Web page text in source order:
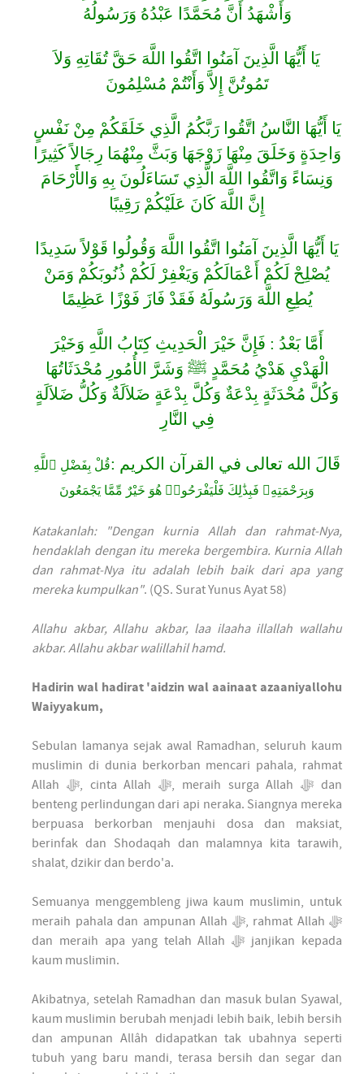
وَأَشْهَدُ أَنَّ مُحَمَّدًا عَبْدُهُ وَرَسُولُهُ
يَا أَيُّهَا الَّذِينَ آمَنُوا اتَّقُوا اللَّهَ حَقَّ تُقَاتِهِ وَلاَ
تَمُوتُنَّ إِلاَّ وَأَنْتُمْ مُسْلِمُونَ
يَا أَيُّهَا النَّاسُ اتَّقُوا رَبَّكُمُ الَّذِي خَلَقَكُمْ مِنْ نَفْسٍ
وَاحِدَةٍ وَخَلَقَ مِنْهَا زَوْجَهَا وَبَثَّ مِنْهُمَا رِجَالاً كَثِيرًا
وَنِسَاءً وَاتَّقُوا اللَّهَ الَّذِي تَسَاءَلُونَ بِهِ وَالأََرْحَامَ
إِنَّ اللَّهَ كَانَ عَلَيْكُمْ رَقِيبًا
يَا أَيُّهَا الَّذِينَ آمَنُوا اتَّقُوا اللَّهَ وَقُولُوا قَوْلاً سَدِيدًا
يُصْلِحْ لَكُمْ أَعْمَالَكُمْ وَيَغْفِرْ لَكُمْ ذُنُوبَكُمْ وَمَنْ
يُطِعِ اللَّهَ وَرَسُولَهُ فَقَدْ فَازَ فَوْزًا عَظِيمًا
أَمَّا بَعْدُ : فَإِنَّ خَيْرَ الْحَدِيثِ كِتَابُ اللَّهِ وَخَيْرَ
الْهَدْيِ هَدْيُ مُحَمَّدٍ ﷺ وَشَرَّ الأُمُورِ مُحْدَثَاتُهَا
وَكُلَّ مُحْدَثَةٍ بِدْعَةٌ وَكُلَّ بِدْعَةٍ ضَلاَلَةٌ وَكُلُّ ضَلاَلَةٍ
فِي النَّارِ
قَالَ الله تعالى في القرآن الكريم :قُلْ بِفَضْلِ ٱللَّهِ
وَبِرَحْمَتِهِۦ فَبِذَٰلِكَ فَلْيَفْرَحُوا۟ هُوَ خَيْرٌ مِّمَّا يَجْمَعُونَ
Katakanlah: "Dengan kurnia Allah dan rahmat-Nya,
hendaklah dengan itu mereka bergembira. Kurnia Allah
dan rahmat-Nya itu adalah lebih baik dari apa yang
mereka kumpulkan". (QS. Surat Yunus Ayat 58)
Allahu akbar, Allahu akbar, laa ilaaha illallah wallahu
akbar. Allahu akbar walillahil hamd.
Hadirin wal hadirat 'aidzin wal aainaat azaaniyallohu
Waiyyakum,
Sebulan lamanya sejak awal Ramadhan, seluruh kaum
muslimin di dunia berkorban mencari pahala, rahmat
Allah ﷻ, cinta Allah ﷻ, meraih surga Allah ﷻ dan
benteng perlindungan dari api neraka. Siangnya mereka
berpuasa berkorban menjauhi dosa dan maksiat,
berinfak dan Shodaqah dan malamnya kita tarawih,
shalat, dzikir dan berdo'a.
Semuanya menggembleng jiwa kaum muslimin, untuk
meraih pahala dan ampunan Allah ﷻ, rahmat Allah ﷻ
dan meraih apa yang telah Allah ﷻ janjikan kepada
kaum muslimin.
Akibatnya, setelah Ramadhan dan masuk bulan Syawal,
kaum muslimin berubah menjadi lebih baik, lebih bersih
dan ampunan Allâh didapatkan tak ubahnya seperti
tubuh yang baru mandi, terasa bersih dan segar dan